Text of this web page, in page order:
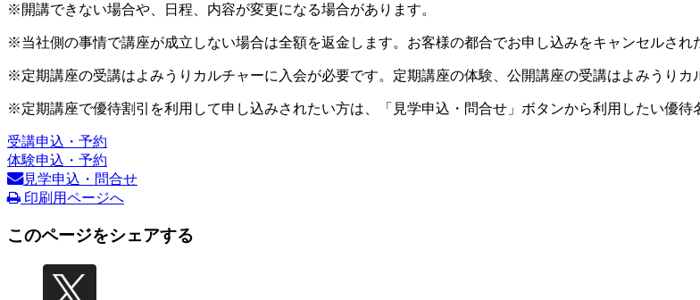
※開講できない場合や、日程、内容が変更になる場合があります。
※当社側の事情で講座が成立しない場合は全額を返金します。お客様の都合でお申し込みをキャンセルされ
※定期講座の受講はよみうりカルチャーに入会が必要です。定期講座の体験、公開講座の受講はよみうりカ
※定期講座で優待割引を利用して申し込みされたい方は、「見学申込・問合せ」ボタンから利用したい優待
受講申込・予約
体験申込・予約
見学申込・問合せ
印刷用ページへ
このページをシェアする